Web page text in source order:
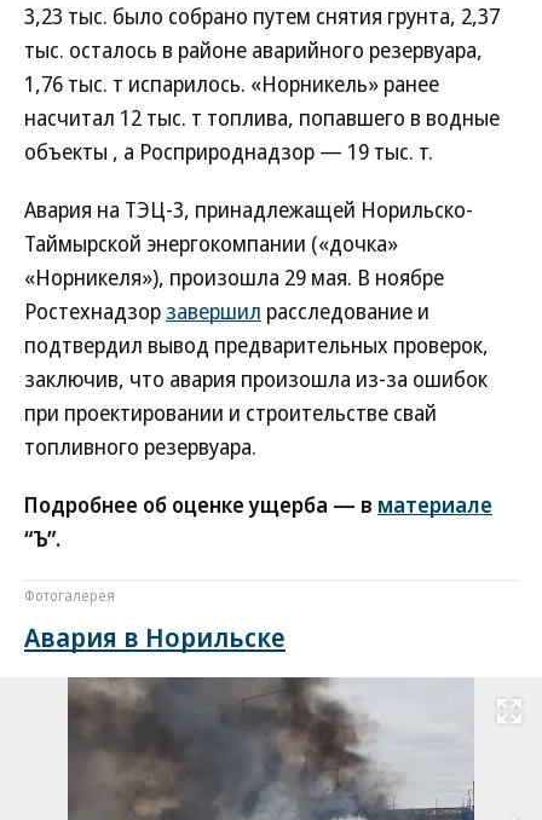
3,23 тыс. было собрано путем снятия грунта, 2,37
тыс. осталось в районе аварийного резервуара,
1,76 тыс. т испарилось. «Норникель» ранее
насчитал 12 тыс. т топлива, попавшего в водные
объекты , а Росприроднадзор — 19 тыс. т.
Авария на ТЭЦ-3, принадлежащей Норильско-
Таймырской энергокомпании («дочка»
«Норникеля»), произошла 29 мая. В ноябре
Ростехнадзор завершил расследование и
подтвердил вывод предварительных проверок,
заключив, что авария произошла из-за ошибок
при проектировании и строительстве свай
топливного резервуара.
Подробнее об оценке ущерба — в материале
“Ъ”.
Фотогалерея
Авария в Норильске
Развернуть